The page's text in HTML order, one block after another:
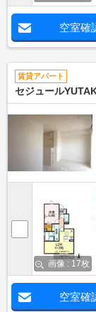
空室確
賃貸アパート
セジュール
画像 : 17枚
空室確